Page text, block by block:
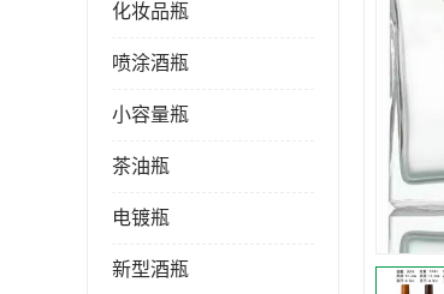
化妆品瓶
喷涂酒瓶
小容量瓶
茶油瓶
电镀瓶
新型酒瓶